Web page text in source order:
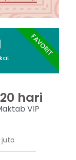
hari
VIP
juta
FAVORIT